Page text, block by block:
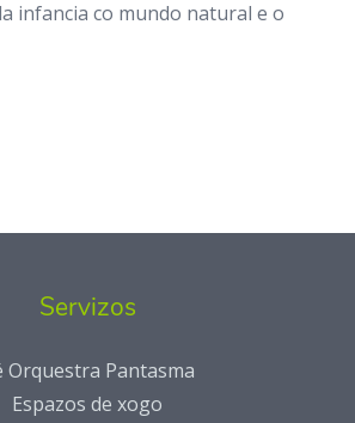
infancia co mundo natural e o
Servizos
Orquestra Pantasma
Espazos de xogo